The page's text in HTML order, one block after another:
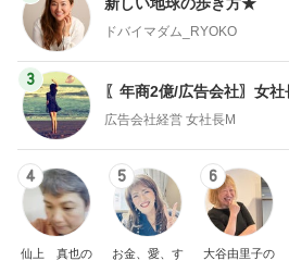
新しい地球の歩き方★
ドバイマダム_RYOKO
3
〖年商2億/広告会社〗女
広告会社経営 女社長M
4
仙上 真也の
5
お金、愛、す
6
大谷由里子の